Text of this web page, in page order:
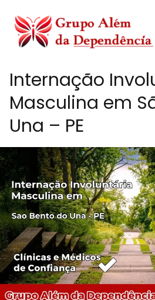
Internação
Masculina em
Una – PE